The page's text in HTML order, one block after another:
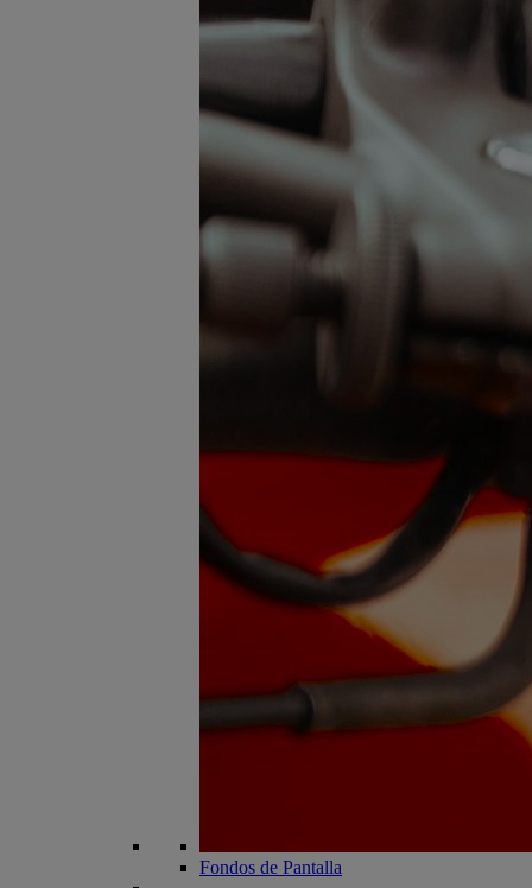
Fondos de Pantalla